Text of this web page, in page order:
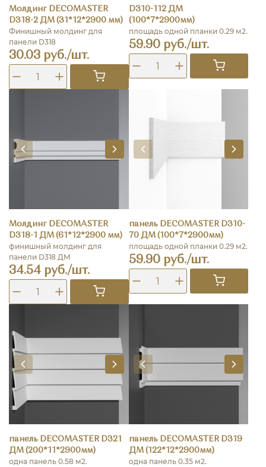
Молдинг DECOMASTER
D318-2 ДМ (31*12*2900 мм)
Финишный молдинг для
панели D318
30.03 руб./шт.
D310-112 ДМ
(100*7*2900мм)
площадь одной планки 0.29 м2.
59.90 руб./шт.
Молдинг DECOMASTER
D318-1 ДМ (61*12*2900 мм)
финишный молдинг для
панели D318 ДМ
34.54 руб./шт.
панель DECOMASTER D310-
70 ДМ (100*7*2900мм)
площадь одной планки 0.29 м2.
59.90 руб./шт.
панель DECOMASTER D321
ДМ (200*11*2900мм)
одна панель 0.58 м2.
панель DECOMASTER D319
ДМ (122*12*2900мм)
одна панель 0.35 м2.